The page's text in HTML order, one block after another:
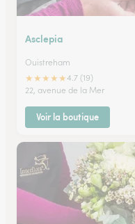
Asclepia
Ouistreham
★★★★★4.7 (19)
22, avenue de la Mer
Voir la boutique